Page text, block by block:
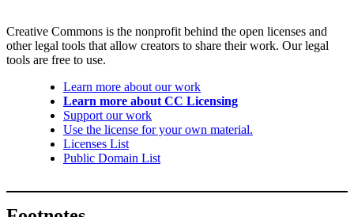
Creative Commons is the nonprofit behind the open licenses and
other legal tools that allow creators to share their work. Our legal
tools are free to use.
Learn more about our work
Learn more about CC Licensing
Support our work
Use the license for your own material.
Licenses List
Public Domain List